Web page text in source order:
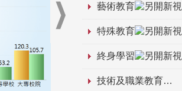
藝術教育
特殊教育
終身學習
技術及職業教育